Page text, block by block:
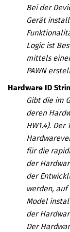
Bei der
Gerät
Logic ist
mittels
PAWN
Hardware ID
Gibt die im
deren
HW1.4).
für die
der
der
werden,
Model
der
Der